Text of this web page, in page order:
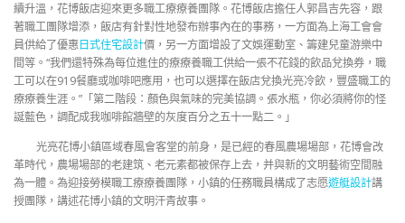
續升溫，花博飯店迎來更多職工療療養團隊。花博飯店擔任人郭昌吉先容，跟
著職工團隊增添，飯店有針對性地發布辦事內在的事務，一方面為上海工會會
員供給了優惠日式住宅設計價，另一方面增設了文娛運動室、籌建兒童游樂中
間等。“我們還特殊為每位進住的療療養職工供給一張不花錢的飲品兌換券，職
工可以在919餐廳或咖啡吧應用，也可以選擇在飯店兌換光亮冷飲，豐盛職工的
療療養生涯。”「第二階段：顏色與氣味的完美協調。張水瓶，你必須將你的怪
誕藍色，調配成我咖啡館牆壁的灰度百分之五十一點二。」
光亮花博小鎮區域春風會客堂的前身，是已經的春風農場場部，花博會改
革時代，農場場部的老建筑、老元素都被保存上去，并與新的文明藝術空間融
為一體。為迎接勞模職工療療養團隊，小鎮的任務職員構成了志愿遊艇設計講
授團隊，講述花博小鎮的文明汗青故事。